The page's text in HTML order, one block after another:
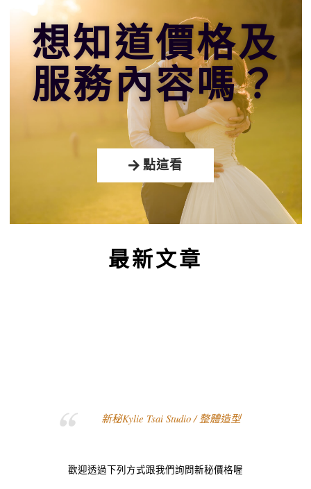
想知道價格及
服務內容嗎？
點這看
最新文章
新秘Kylie Tsai Studio / 整體造型
歡迎透過下列方式跟我們詢問新秘價格喔